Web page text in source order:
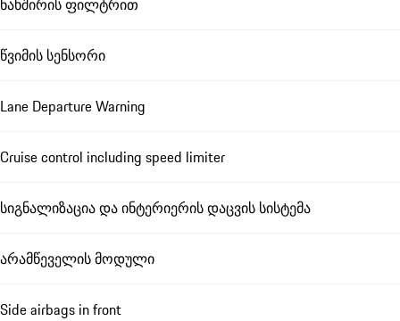
წვიმის სენსორი
Lane Departure Warning
Cruise control including speed limiter
სიგნალიზაცია და ინტერიერის დაცვის სისტემა
არამწეველის მოდული
Side airbags in front